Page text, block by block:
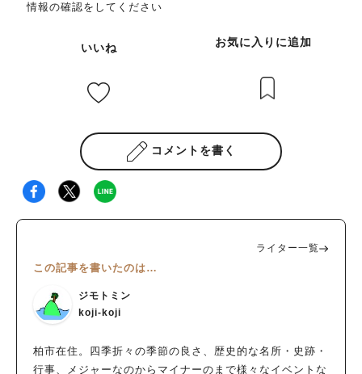
情報の確認をしてください
いいね お気に入りに追加
コメントを書く
ライター一覧
この記事を書いたのは…
ジモトミン
koji-koji
柏市在住。四季折々の季節の良さ、歴史的な名所・史跡・
行事、メジャーなのからマイナーのまで様々なイベントな